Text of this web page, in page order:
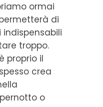
ormai
di
troppo.
proprio il
crea
o